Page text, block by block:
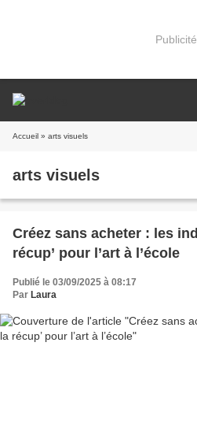
Publicité
Accueil » arts visuels
arts visuels
Créez sans acheter : les
récup’ pour l’art à l’école
Publié le 03/09/2025 à 08:17
Par Laura